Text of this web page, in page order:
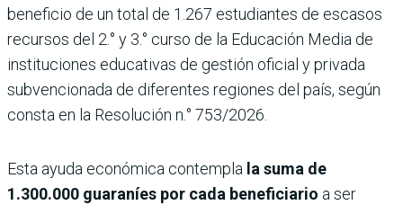
beneficio de un total de 1.267 estudiantes de escasos
recursos del 2.° y 3.° curso de la Educación Media de
instituciones educativas de gestión oficial y privada
subvencionada de diferentes regiones del país, según
consta en la Resolución n.° 753/2026.
Esta ayuda económica contempla la suma de
1.300.000 guaraníes por cada beneficiario a ser